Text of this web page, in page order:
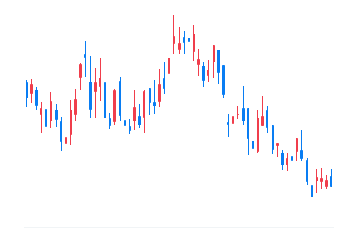
The chart has 1 X axis displaying Time. Data ranges from
The chart has 1 Y axis displaying values. Data ranges from